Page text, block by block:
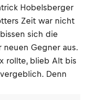
Hobelsberger
Zeit war nicht
sich die
neuen Gegner aus.
rollte, blieb Alt bis
Denn